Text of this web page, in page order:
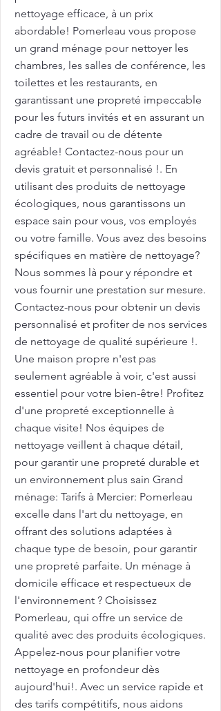
nettoyage efficace, à un prix
abordable! Pomerleau vous propose
un grand ménage pour nettoyer les
chambres, les salles de conférence, les
toilettes et les restaurants, en
garantissant une propreté impeccable
pour les futurs invités et en assurant un
cadre de travail ou de détente
agréable! Contactez-nous pour un
devis gratuit et personnalisé !. En
utilisant des produits de nettoyage
écologiques, nous garantissons un
espace sain pour vous, vos employés
ou votre famille. Vous avez des besoins
spécifiques en matière de nettoyage?
Nous sommes là pour y répondre et
vous fournir une prestation sur mesure.
Contactez-nous pour obtenir un devis
personnalisé et profiter de nos services
de nettoyage de qualité supérieure !.
Une maison propre n'est pas
seulement agréable à voir, c'est aussi
essentiel pour votre bien-être! Profitez
d'une propreté exceptionnelle à
chaque visite! Nos équipes de
nettoyage veillent à chaque détail,
pour garantir une propreté durable et
un environnement plus sain Grand
ménage: Tarifs à Mercier: Pomerleau
excelle dans l'art du nettoyage, en
offrant des solutions adaptées à
chaque type de besoin, pour garantir
une propreté parfaite. Un ménage à
domicile efficace et respectueux de
l'environnement ? Choisissez
Pomerleau, qui offre un service de
qualité avec des produits écologiques.
Appelez-nous pour planifier votre
nettoyage en profondeur dès
aujourd'hui!. Avec un service rapide et
des tarifs compétitifs, nous aidons